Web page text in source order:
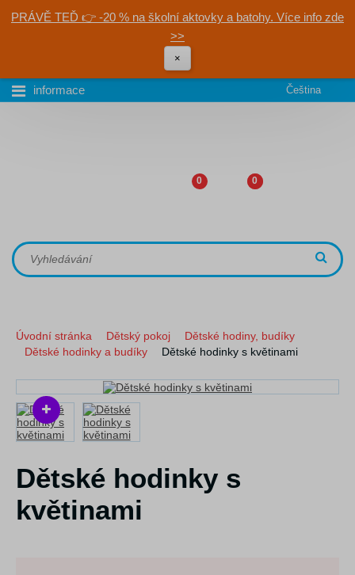
PRÁVĚ TEĎ 👉 -20 % na školní aktovky a batohy. Více info zde
>>
×
informace Čeština
0 0
Úvodní stránka Dětský pokoj
Dětské hodiny, budíky
Dětské hodinky a budíky
Dětské hodinky s květinami
Dětské hodinky s
květinami